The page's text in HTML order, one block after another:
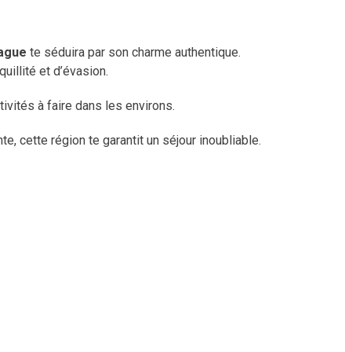
te séduira par son charme authentique.
et d’évasion.
à faire dans les environs.
cette région te garantit un séjour inoubliable.